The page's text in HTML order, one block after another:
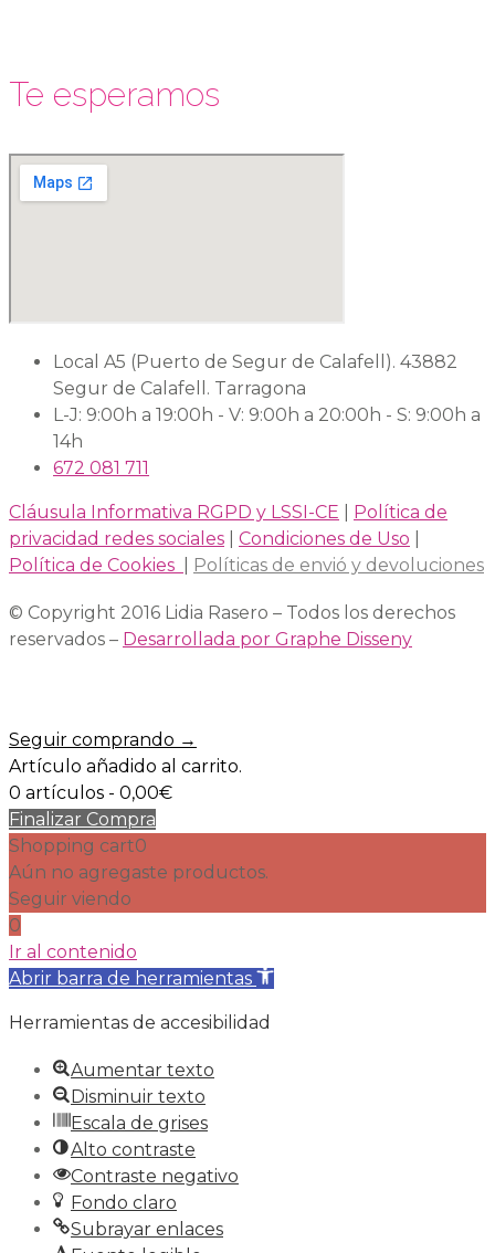
Te esperamos
Local A5 (Puerto de Segur de Calafell). 43882
Segur de Calafell. Tarragona
L-J: 9:00h a 19:00h - V: 9:00h a 20:00h - S: 9:00h a
14h
672 081 711
Cláusula Informativa RGPD y LSSI-CE
Política de
privacidad redes sociales
Condiciones de Uso
Política de Cookies
Políticas de envió y devoluciones
© Copyright 2016 Lidia Rasero – Todos los derechos
reservados – Desarrollada por Graphe Disseny
Seguir comprando →
Artículo añadido al carrito.
0 artículos - 0,00€
Finalizar Compra
Shopping cart0
Aún no agregaste productos.
Seguir viendo
0
Ir al contenido
Abrir barra de herramientas
Herramientas de accesibilidad
Aumentar texto
Disminuir texto
Escala de grises
Alto contraste
Contraste negativo
Fondo claro
Subrayar enlaces